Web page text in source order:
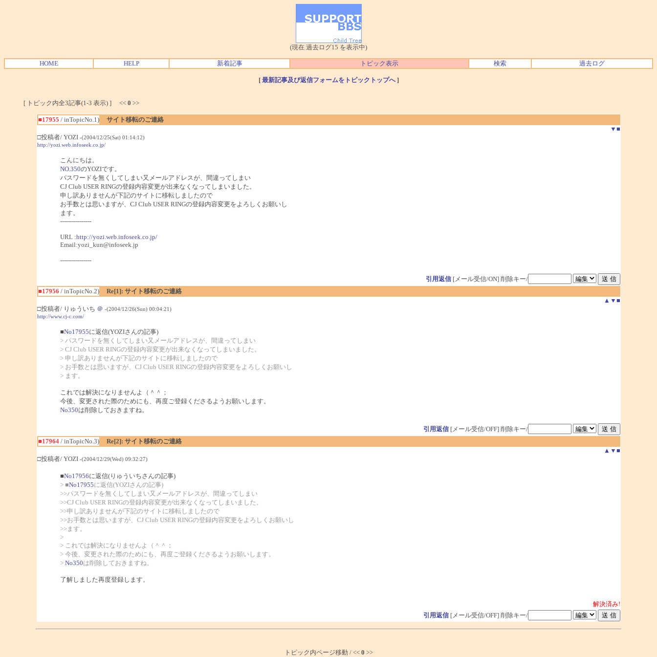
(現在 過去ログ15 を表示中)
HOME HELP 新着記事 トピック表示 検索 過去ログ
[ 最新記事及び返信フォームをトピックトップへ]
[ トピック内全3記事(1-3 表示) ] << 0 >>
■17955 / inTopicNo.1)
サイト移転のご連絡
▼ ■
□投稿者/ YOZI -(2004/12/25(Sat) 01:14:12)
http://yozi.web.infoseek.co.jp/
こんにちは。
NO.350のYOZIです。
パスワードを無くしてしまい又メールアドレスが、間違ってしまい
CJ Club USER RINGの登録内容変更が出来なくなってしまいました。
申し訳ありませんが下記のサイトに移転しましたので
お手数とは思いますが、CJ Club USER RINGの登録内容変更をよろしくお願いし
ます。
----------------
URL :http://yozi.web.infoseek.co.jp/
Email:yozi_kun@infoseek.jp
----------------
引用返信[メール受信/ON] 削除キー/
■17956 / inTopicNo.2)
Re[1]: サイト移転のご連絡
▲ ▼ ■
□投稿者/ りゅういち ＠ -(2004/12/26(Sun) 00:04:21)
http://www.cj-c.com/
■No17955に返信(YOZIさんの記事)
> パスワードを無くしてしまい又メールアドレスが、間違ってしまい
> CJ Club USER RINGの登録内容変更が出来なくなってしまいました。
> 申し訳ありませんが下記のサイトに移転しましたので
> お手数とは思いますが、CJ Club USER RINGの登録内容変更をよろしくお願いし
> ます。
これでは解決になりませんよ（＾＾；
今後、変更された際のためにも、再度ご登録くださるようお願いします。
No350は削除しておきますね。
引用返信[メール受信/OFF] 削除キー/
■17964/ inTopicNo.3)
Re[2]: サイト移転のご連絡
▲ ▼ ■
□投稿者/ YOZI -(2004/12/29(Wed) 09:32:27)
■No17956に返信(りゅういちさんの記事)
> ■No17955に返信(YOZIさんの記事)
>>パスワードを無くしてしまい又メールアドレスが、間違ってしまい
>>CJ Club USER RINGの登録内容変更が出来なくなってしまいました。
>>申し訳ありませんが下記のサイトに移転しましたので
>>お手数とは思いますが、CJ Club USER RINGの登録内容変更をよろしくお願いし
>>ます。
>
> これでは解決になりませんよ（＾＾；
> 今後、変更された際のためにも、再度ご登録くださるようお願いします。
> No350は削除しておきますね。
了解しました再度登録します。
解決済み!
引用返信[メール受信/OFF] 削除キー/
トピック内ページ移動 / << 0 >>